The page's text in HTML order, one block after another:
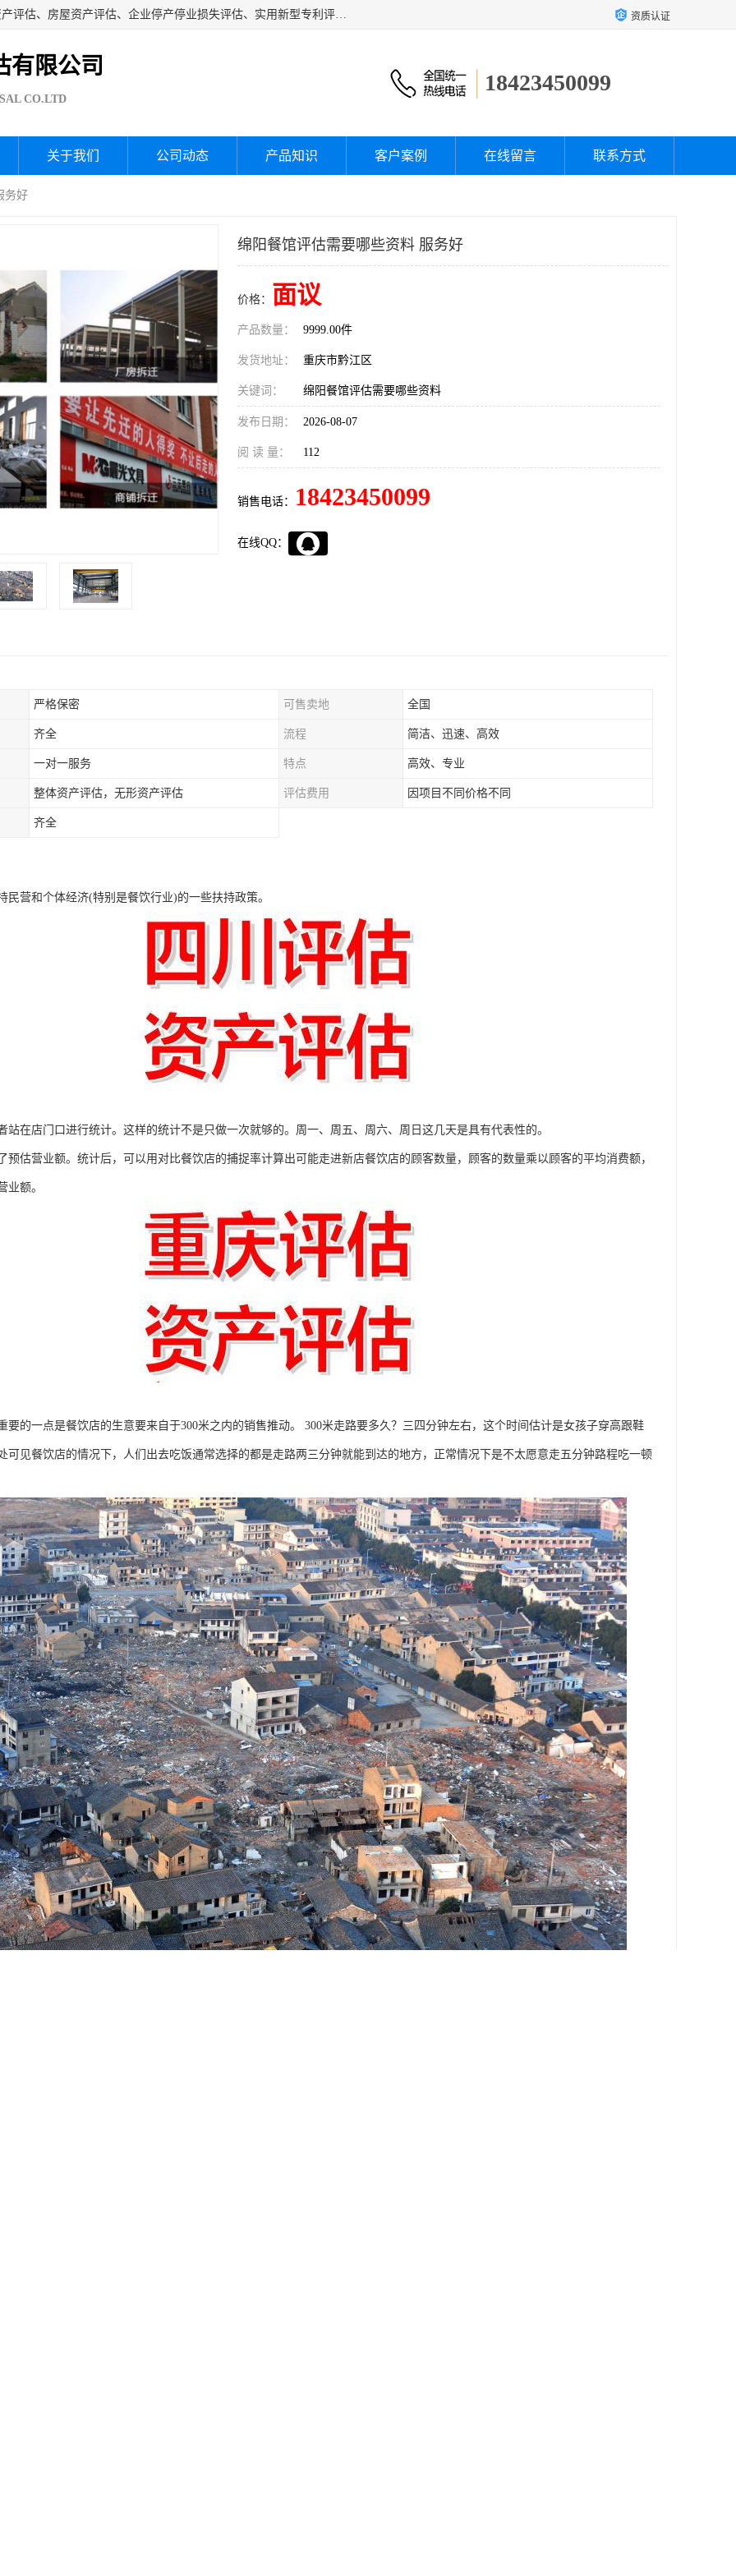
海润资产评估公司从事厂房拆迁评估、厂房资产评估、无形资产评估、房屋资产评估、企业停产停业损失评估、实用新型专利评估、果园资产评估、盆景价值评估、鱼塘资产评估等资产评估；从成立至今我司已经服务了全国几千家公司企业和事业单位，我们有着丰富的房屋、厂房、园林、企业拆迁等评估经验。 资质认证
有限公司
CO.LTD
18423450099
关于我们 公司动态 产品知识 客户案例 在线留言 联系方式
务好
绵阳餐馆评估需要哪些资料 服务好
价格： 面议
产品数量： 9999.00件
发货地址： 重庆市黔江区
关键词： 绵阳餐馆评估需要哪些资料
发布日期： 2026-08-07
阅 读 量： 112
销售电话： 18423450099
在线QQ：
严格保密 可售卖地 全国
齐全 流程 简洁、迅速、高效
一对一服务 特点 高效、专业
整体资产评估，无形资产评估 评估费用 因项目不同价格不同
齐全
民营和个体经济(特别是餐饮行业)的一些扶持政策。
站在店门口进行统计。这样的统计不是只做一次就够的。周一、周五、周六、周日这几天是具有代表性的。
预估营业额。统计后，可以用对比餐饮店的捕捉率计算出可能走进新店餐饮店的顾客数量，顾客的数量乘以顾客的平均消费额，
业额。
要的一点是餐饮店的生意要来自于300米之内的销售推动。 300米走路要多久？三四分钟左右，这个时间估计是女孩子穿高跟鞋
可见餐饮店的情况下，人们出去吃饭通常选择的都是走路两三分钟就能到达的地方，正常情况下是不太愿意走五分钟路程吃一顿